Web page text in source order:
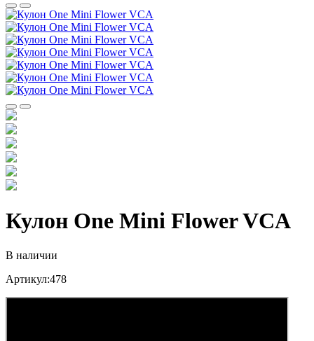
Кулон One Mini Flower VCA
В наличии
Артикул:478